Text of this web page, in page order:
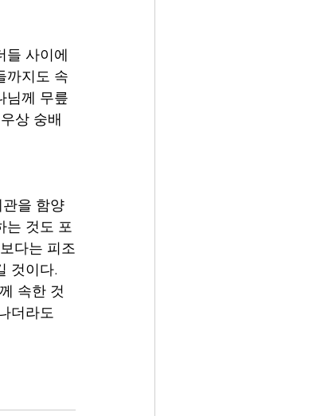
들 사이에
까지도 속
님께 무릎
상 숭배
을 함양
는 것도 포
다는 피조
것이다.
속한 것
더라도